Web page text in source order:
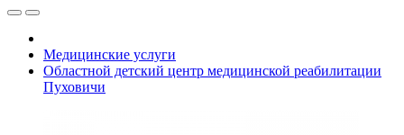
Медицинские услуги
Областной детский центр медицинской реабилитации
Пуховичи